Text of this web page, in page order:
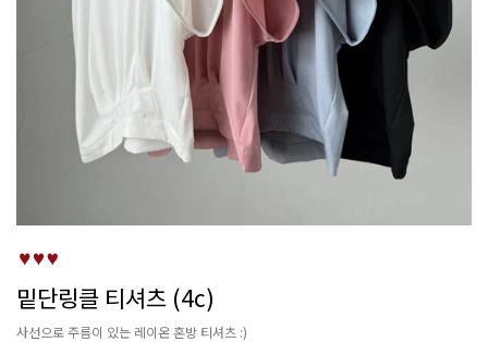
밑단링클 티셔츠 (4c)
사선으로 주름이 있는 레이온 혼방 티셔츠 :)